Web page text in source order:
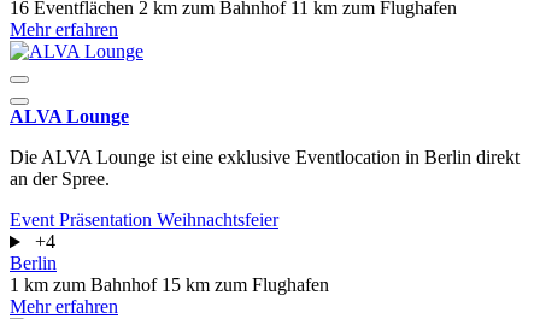
16 Eventflächen 2 km zum Bahnhof 11 km zum Flughafen
Mehr erfahren
ALVA Lounge
Die ALVA Lounge ist eine exklusive Eventlocation in Berlin direkt
an der Spree.
Event Präsentation Weihnachtsfeier
+4
Berlin
1 km zum Bahnhof 15 km zum Flughafen
Mehr erfahren